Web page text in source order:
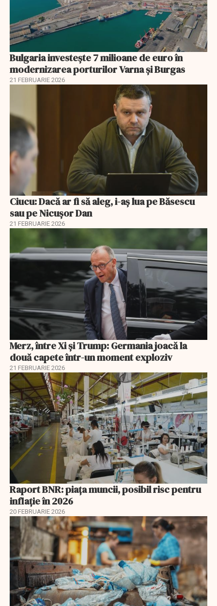
Bulgaria investește 7 milioane de euro în
modernizarea porturilor Varna și Burgas
21 FEBRUARIE 2026
Ciucu: Dacă ar fi să aleg, i-aș lua pe Băsescu
sau pe Nicușor Dan
21 FEBRUARIE 2026
Merz, între Xi și Trump: Germania joacă la
două capete într-un moment exploziv
21 FEBRUARIE 2026
Raport BNR: piața muncii, posibil risc pentru
inflație în 2026
20 FEBRUARIE 2026